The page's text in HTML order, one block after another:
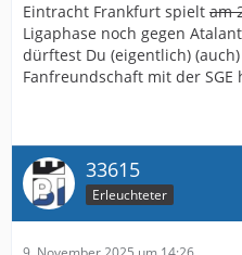
Eintracht Frankfurt spielt am
Ligaphase noch gegen
dürftest Du (eigentlich)
Fanfreundschaft mit der SGE
33615
Erleuchteter